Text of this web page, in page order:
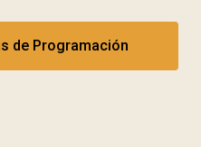
de Programación